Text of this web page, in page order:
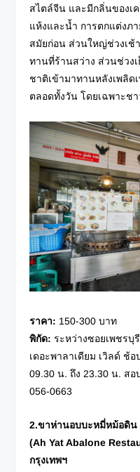
สไตล์จีน และมีกลิ่นของเ
แห้งและน้ำ การตกแต่งภ
สมัยก่อน ส่วนใหญ่ช่วงเช้
ทานที่ร้านสว่าง ส่วนช่วง
ชาติเข้ามาทานหลังเพลิด
ตลอดทั้งวันโดยเฉพาะช
ราคา: 150-300 บาท
พิกัด: ระหว่างซอยเพชรบุ
เดอะพาลาเดียม เวิลด์ ช้
09.30 น. ถึง 23.30 น. ส
056-0663
2.ขาห่านอบบะหมี่หม้อดิน
(Ah Yat Abalone
กรุงเทพฯ